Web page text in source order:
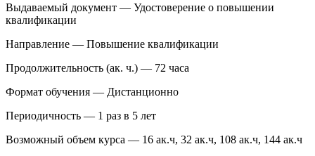
Выдаваемый документ — Удостоверение о повышении
квалификации
Направление — Повышение квалификации
Продолжительность (ак. ч.) — 72 часа
Формат обучения — Дистанционно
Периодичность — 1 раз в 5 лет
Возможный объем курса — 16 ак.ч, 32 ак.ч, 108 ак.ч, 144 ак.ч